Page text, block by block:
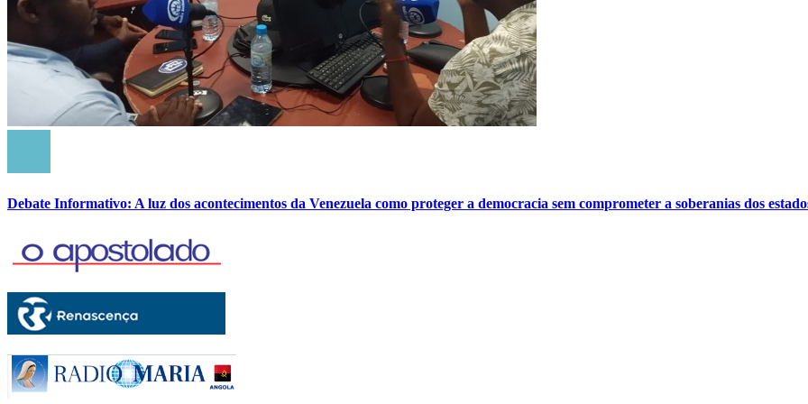
Debate Informativo: A luz dos acontecimentos da Venezuela como proteger a democracia sem comprometer a soberanias dos